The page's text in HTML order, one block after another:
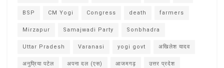
BSP CM Yogi Congress death farmers
Mirzapur Samajwadi Party Sonbhadra
Uttar Pradesh Varanasi yogi govt अखिलेश यादव
अनुप्रिया पटेल अपना दल (एस) आजमगढ़ उत्तर प्रदेश